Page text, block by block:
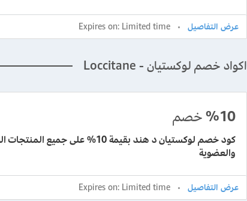
Expires on: Limited time
اكواد خصم لوكستيان - Loccitane
%10خصم
كود خصم لوكستيان د هند بقيمة 10% على جميع
والعضوية
Expires on: Limited time